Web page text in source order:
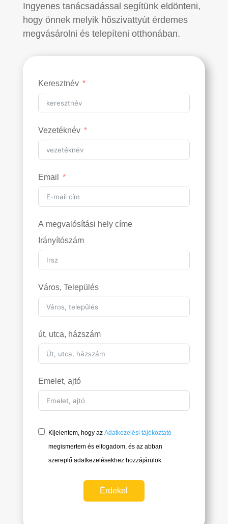
Ingyenes tanácsadással segítünk eldönteni,
hogy önnek melyik hőszivattyút érdemes
megvásárolni és telepíteni otthonában.
Keresztnév
Vezetéknév
Email
A megvalósítási hely címe
Irányítószám
Város, Település
út, utca, házszám
Emelet, ajtó
Kijelentem, hogy az Adatkezelési tájékoztató
megismertem és elfogadom, és az abban
szereplő adatkezelésekhez hozzájárulok.
Érdekel